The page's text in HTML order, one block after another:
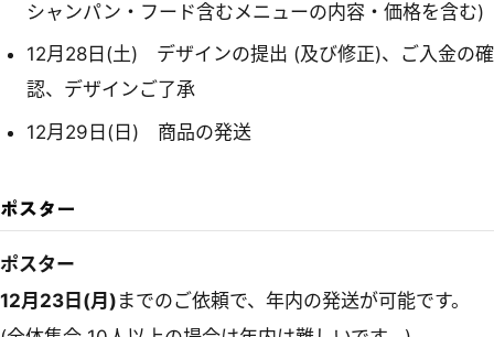
シャンパン・フード含むメニューの内容・価格を含む)
12月28日(土) デザインの提出 (及び修正)、ご入金の確
認、デザインご了承
12月29日(日) 商品の発送
ポスター
ポスター
12月23日(月) までのご依頼で、年内の発送が可能です。